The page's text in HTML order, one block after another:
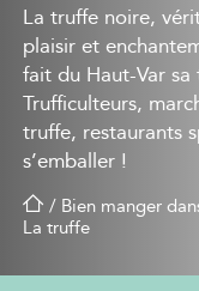
La truffe noire,
plaisir et
fait du Haut-Var
Trufficulteurs,
truffe, restaurants
s’emballer !
/ Bien manger
La truffe